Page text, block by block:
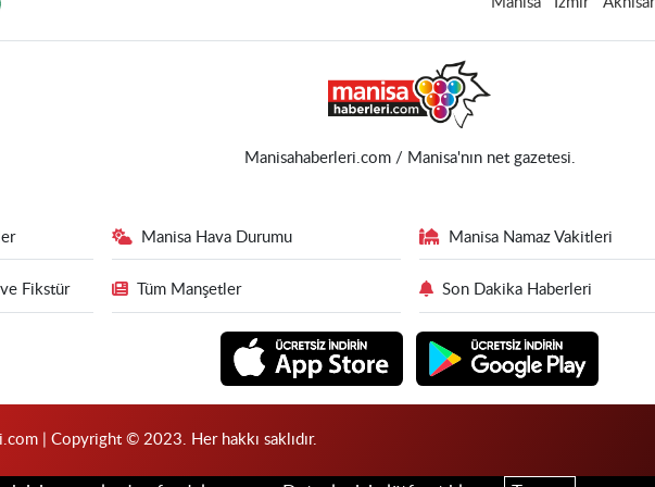
Manisahaberleri.com / Manisa'nın net gazetesi.
Manisa Hava Durumu Manisa Namaz Vakitleri
Fikstür Tüm Manşetler Son Dakika Haberleri
| Copyright © 2023. Her hakkı saklıdır.